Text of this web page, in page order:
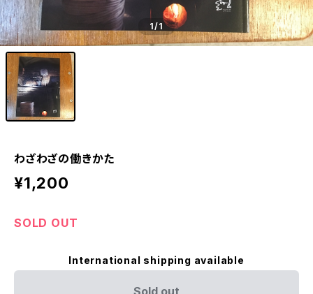
1/1
わざわざの働きかた
¥1,200
SOLD OUT
International shipping available
Sold out